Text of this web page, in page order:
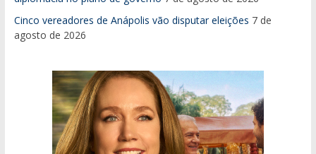
Cinco vereadores de Anápolis vão disputar eleições 7 de
agosto de 2026